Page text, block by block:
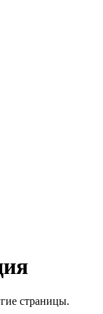
страницы.